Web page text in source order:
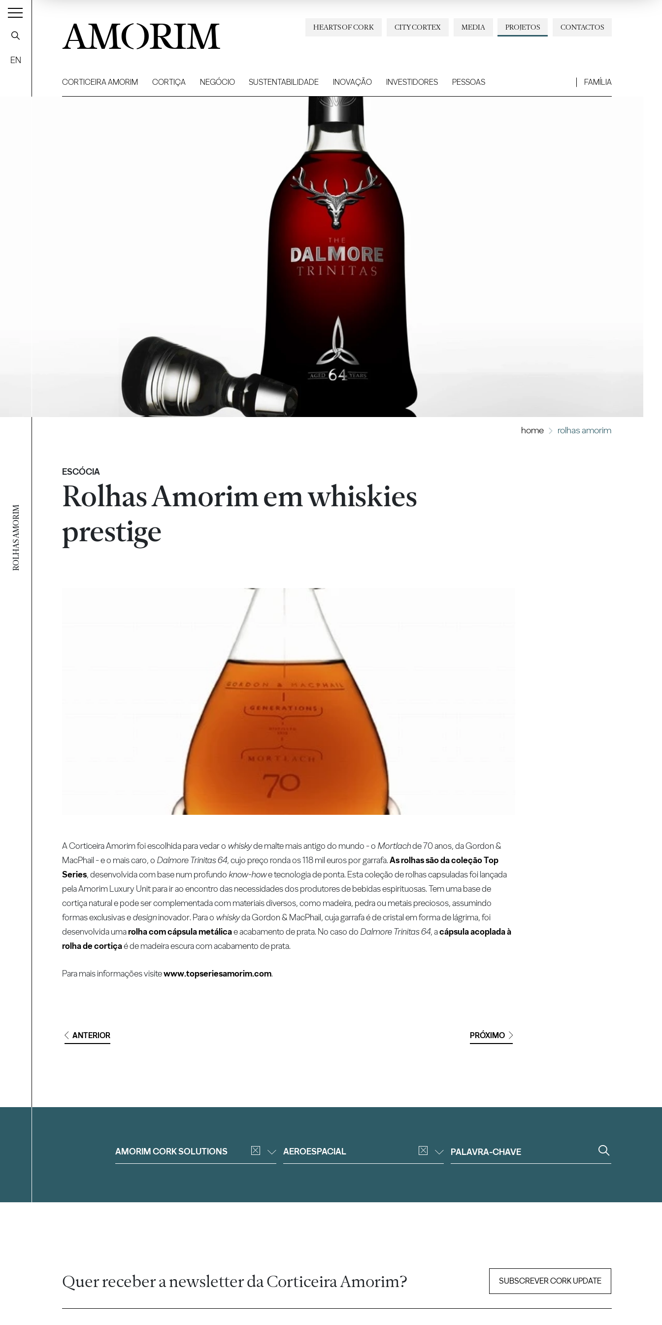
ROLHAS AMORIM
EN
AMORIM CONTACTOS
PROJETOS
MEDIA
CITY CORTEX
HEARTS OF CORK
CORTICEIRA AMORIM CORTIÇA NEGÓCIO SUSTENTABILIDADE INOVAÇÃO INVESTIDORES PESSOAS FAMÍLIA
home rolhas amorim
ESCÓCIA
Rolhas Amorim em whiskies
prestige
A Corticeira Amorim foi escolhida para vedar o whiskyde malte mais antigo do mundo - o Mortlachde 70 anos, da Gordon &
MacPhail - e o mais caro, o Dalmore Trinitas 64, cujo preço ronda os 118 mil euros por garrafa.As rolhas são da coleção Top
Series, desenvolvida com base num profundo know-howe tecnologia de ponta. Esta coleção de rolhas capsuladas foi lançada
pela Amorim Luxury Unit para ir ao encontro das necessidades dos produtores de bebidas espirituosas. Tem uma base de
cortiça natural e pode ser complementada com materiais diversos, como madeira, pedra ou metais preciosos, assumindo
formas exclusivas edesigninovador. Para o whiskyda Gordon & MacPhail, cuja garrafa é de cristal em forma de lágrima, foi
desenvolvida umarolha com cápsula metálicae acabamento de prata. No caso do Dalmore Trinitas 64, acápsula acoplada à
rolha de cortiçaé de madeira escura com acabamento de prata.
Para mais informações visitewww.topseriesamorim.com.
ANTERIOR PRÓXIMO
FiltrarAMORIM CORK SOLUTIONS AEROESPACIAL
Quer receber a newsletter da Corticeira Amorim? SUBSCREVER CORK UPDATE